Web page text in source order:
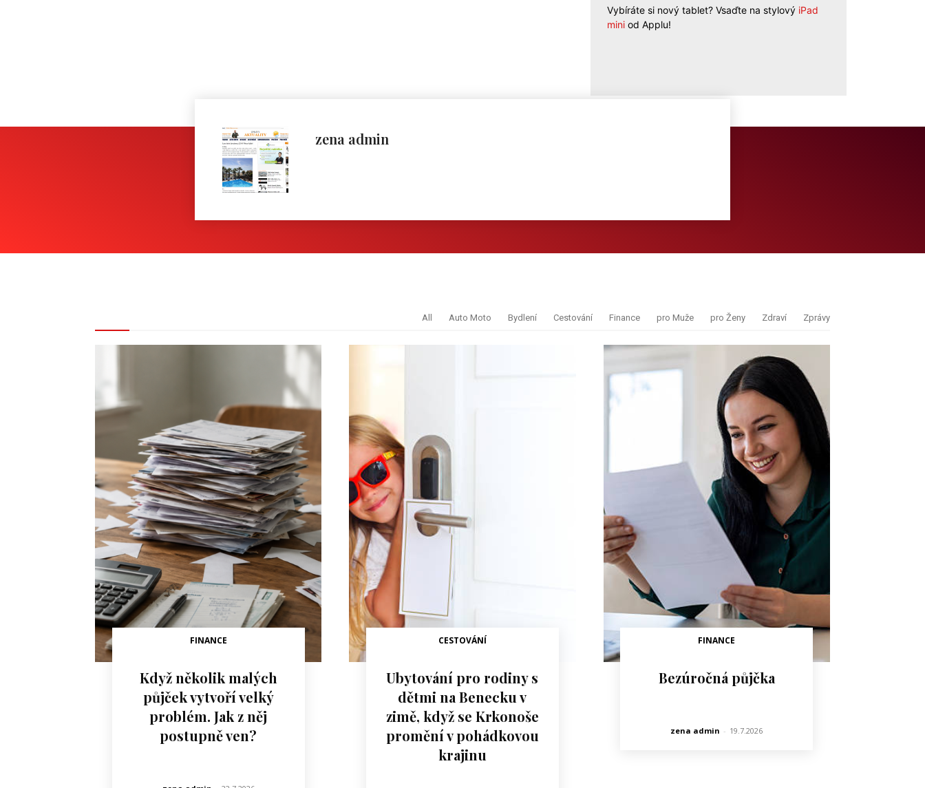
Vybíráte si nový tablet? Vsaďte na stylový iPad
mini od Applu!
zena admin
All Auto Moto Bydlení Cestování Finance pro Muže pro Ženy Zdraví Zprávy
FINANCE
Když několik malých
půjček vytvoří velký
problém. Jak z něj
postupně ven?
CESTOVÁNÍ
Ubytování pro rodiny s
dětmi na Benecku v
zimě, když se Krkonoše
promění v pohádkovou
krajinu
FINANCE
Bezúročná půjčka
zena admin - 19.7.2026